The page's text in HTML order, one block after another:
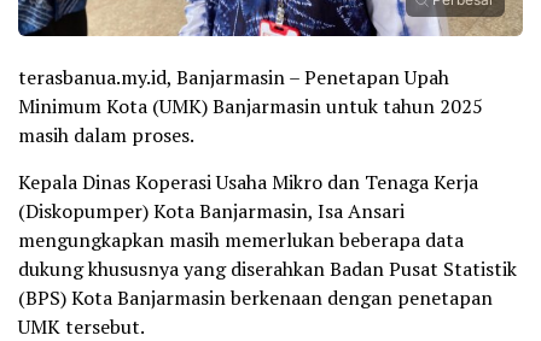
terasbanua.my.id, Banjarmasin – Penetapan Upah
Minimum Kota (UMK) Banjarmasin untuk tahun 2025
masih dalam proses.
Kepala Dinas Koperasi Usaha Mikro dan Tenaga Kerja
(Diskopumper) Kota Banjarmasin, Isa Ansari
mengungkapkan masih memerlukan beberapa data
dukung khususnya yang diserahkan Badan Pusat Statistik
(BPS) Kota Banjarmasin berkenaan dengan penetapan
UMK tersebut.